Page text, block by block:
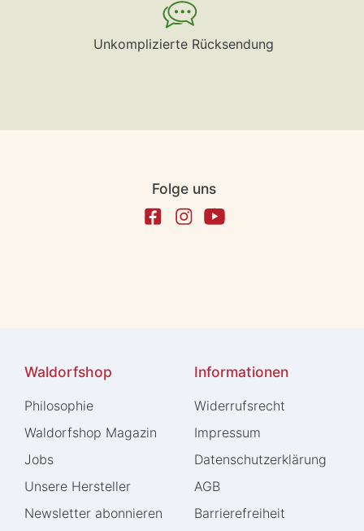
Unkomplizierte Rücksendung
Folge uns
Waldorfshop
Philosophie
Waldorfshop Magazin
Jobs
Unsere Hersteller
Newsletter abonnieren
Informationen
Widerrufs­recht
Impressum
Daten­schutz­erklärung
AGB
Barrierefreiheit